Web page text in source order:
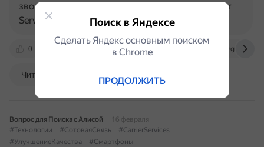
0 www.bolshoyvopros.ru telegra.ph
звонки, отправка SMS и MMS-сообщений. Carrier
Services — это приложение…
Читать далее
Вопрос для Поиска с Алисой
16 февраля
#Технологии
#СотоваяСвязь
#CarrierServices
#УлучшениеКачества
#Смартфоны
Поиск в Яндексе
Сделать Яндекс основным поиском
в Сhrome
ПРОДОЛЖИТЬ